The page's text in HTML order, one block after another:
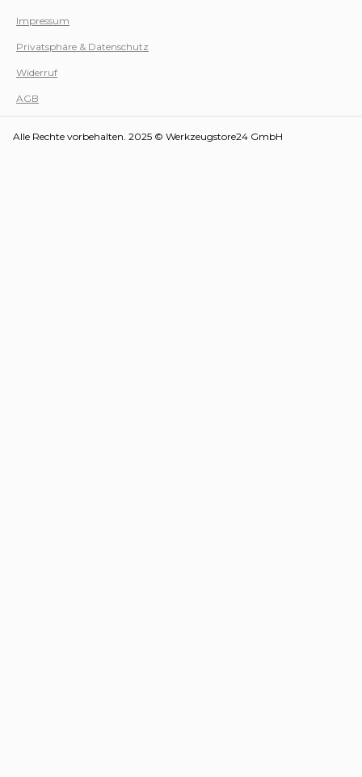
Impressum
Privatsphäre & Datenschutz
Widerruf
AGB
Alle Rechte vorbehalten. 2025 © Werkzeugstore24 GmbH